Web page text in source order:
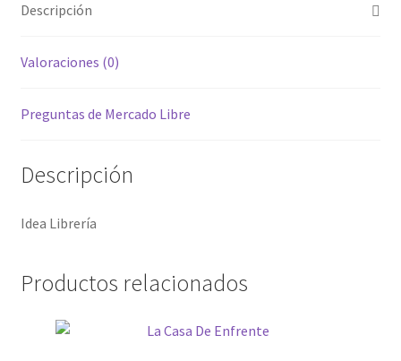
Descripción
Valoraciones (0)
Preguntas de Mercado Libre
Descripción
Idea Librería
Productos relacionados